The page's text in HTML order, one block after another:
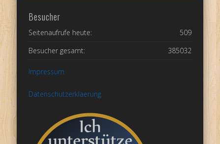
Besucher
509
Seitenaufrufe heute:
385032
Besucher gesamt:
Impressum
Datenschutzerklaerung